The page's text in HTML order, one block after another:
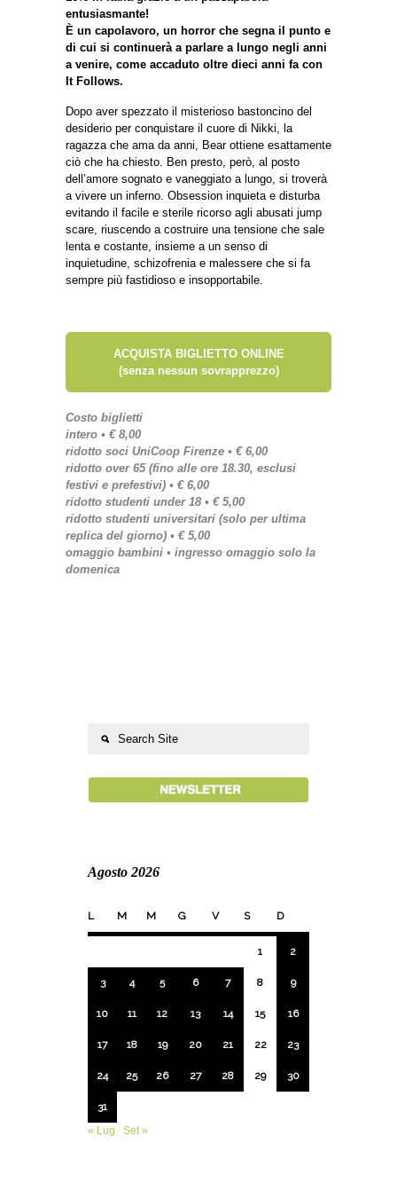
entusiasmante!
È un capolavoro, un horror che segna il punto e
di cui si continuerà a parlare a lungo negli anni
a venire, come accaduto oltre dieci anni fa con
It Follows.
Dopo aver spezzato il misterioso bastoncino del
desiderio per conquistare il cuore di Nikki, la
ragazza che ama da anni, Bear ottiene esattamente
ciò che ha chiesto. Ben presto, però, al posto
dell’amore sognato e vaneggiato a lungo, si troverà
a vivere un inferno. Obsession inquieta e disturba
evitando il facile e sterile ricorso agli abusati jump
scare, riuscendo a costruire una tensione che sale
lenta e costante, insieme a un senso di
inquietudine, schizofrenia e malessere che si fa
sempre più fastidioso e insopportabile.
ACQUISTA BIGLIETTO ONLINE
(senza nessun sovrapprezzo)
Costo biglietti
intero • € 8,00
ridotto soci UniCoop Firenze • € 6,00
ridotto over 65 (fino alle ore 18.30, esclusi
festivi e prefestivi) • € 6,00
ridotto studenti under 18 • € 5,00
ridotto studenti universitari (solo per ultima
replica del giorno) • € 5,00
omaggio bambini • ingresso omaggio solo la
domenica
Agosto 2026
L M M G V S D
1 2
3 4 5 6 7 8 9
10 11 12 13 14 15 16
17 18 19 20 21 22 23
24 25 26 27 28 29 30
31
« Lug
Set »